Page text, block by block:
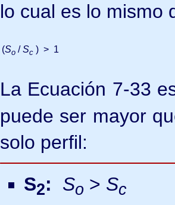
lo cual es lo mismo
(So /Sc ) > 1
La Ecuación 7-33
puede ser mayor
solo perfil:
S2: So > Sc